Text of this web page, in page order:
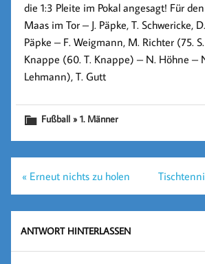
die 1:3 Pleite im Pokal angesagt! Für
Maas im Tor – J. Päpke, T. Schwericke,
Päpke – F. Weigmann, M. Richter (75.
Knappe (60. T. Knappe) – N. Höhne –
Lehmann), T. Gutt
Fußball » 1. Männer
Beitragsnavigation
« Erneut nichts zu holen
ANTWORT HINTERLASSEN